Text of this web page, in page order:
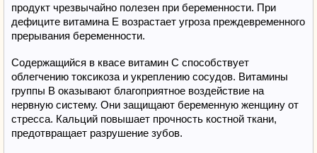
продукт чрезвычайно полезен при беременности. При
дефиците витамина Е возрастает угроза преждевременного
прерывания беременности.
Содержащийся в квасе витамин С способствует
облегчению токсикоза и укреплению сосудов. Витамины
группы В оказывают благоприятное воздействие на
нервную систему. Они защищают беременную женщину от
стресса. Кальций повышает прочность костной ткани,
предотвращает разрушение зубов.